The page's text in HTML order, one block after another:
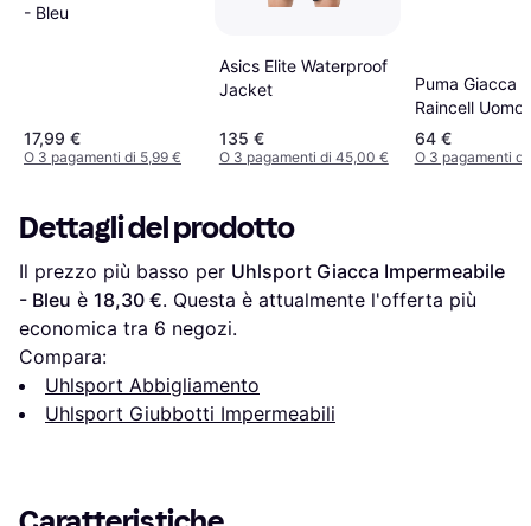
- Bleu
17,99 €
O 3 pagamenti di 5,99 €
Asics Elite Waterproof
Jacket
135 €
O 3 pagamenti di 45,00 €
Puma Giacca
Raincell Uomo
Raincell Verde
64 €
O 3 pagamenti di
Dettagli del prodotto
Il prezzo più basso per Uhlsport Giacca Impermeabile
- Bleu è 18,30 €. Questa è attualmente l'offerta più
economica tra 6 negozi.
Compara:
Uhlsport Abbigliamento
Uhlsport Giubbotti Impermeabili